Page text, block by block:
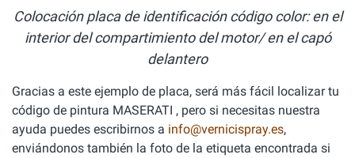
Colocación placa de identificación código color: en el
interior del compartimiento del motor/ en el capó
delantero
Gracias a este ejemplo de placa, será más fácil localizar tu
código de pintura MASERATI , pero si necesitas nuestra
ayuda puedes escribirnos a info@vernicispray.es,
enviándonos también la foto de la etiqueta encontrada si